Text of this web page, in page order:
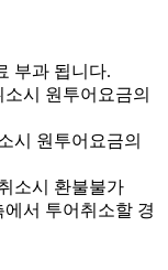
부과 됩니다.
시 원투어요금의
시 원투어요금의
소시 환불불가
서 투어취소할 경